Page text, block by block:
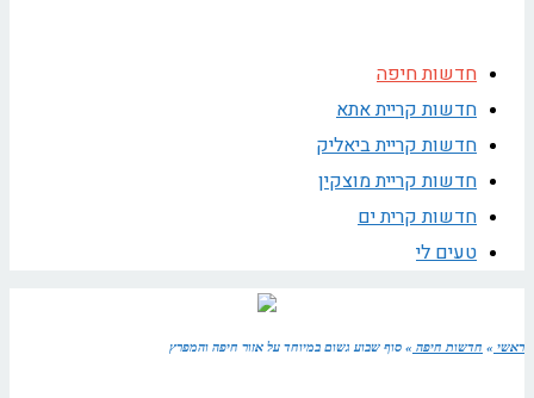
חדשות חיפה
חדשות קריית אתא
חדשות קריית ביאליק
חדשות קריית מוצקין
חדשות קרית ים
טעים לי
ראשי » חדשות חיפה » סוף שבוע גשום במיוחד על אזור חיפה והמפרץ